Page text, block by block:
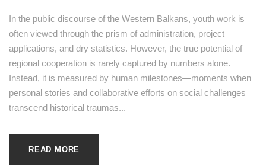
In the public discourse of the Western Balkans, youth work is
often viewed through the prism of administration, project
applications, and dry statistics. However, the true potential of
regional cooperation is rarely captured by numbers alone.
Instead, it is measured by human milestones—moments when
personal stories and collaborative efforts on social challenges
transcend historical traumas...
READ MORE